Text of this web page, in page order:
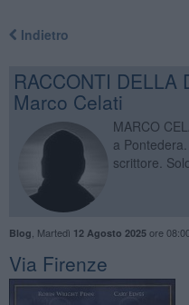
Indietro
RACCONTI
Marco Celati
MARCO
a
scrittore.
Blog Martedì 12 Agosto 2025ore
Via Firenze